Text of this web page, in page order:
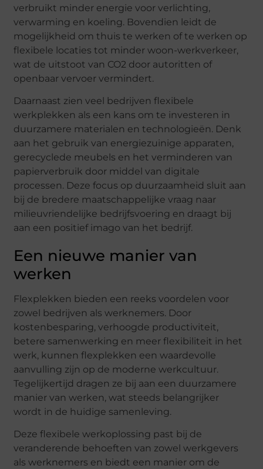
verbruikt minder energie voor verlichting,
verwarming en koeling. Bovendien leidt de
mogelijkheid om thuis te werken of te werken op
flexibele locaties tot minder woon-werkverkeer,
wat de uitstoot van CO2 door autoritten of
openbaar vervoer vermindert.
Daarnaast zien veel bedrijven flexibele
werkplekken als een kans om te investeren in
duurzamere materialen en technologieën. Denk
aan het gebruik van energiezuinige apparaten,
gerecyclede meubels en het verminderen van
papierverbruik door middel van digitale
processen. Deze focus op duurzaamheid sluit aan
bij de bredere maatschappelijke vraag naar
milieuvriendelijke bedrijfsvoering en draagt bij
aan een positief imago van het bedrijf.
Een nieuwe manier van
werken
Flexplekken bieden een reeks voordelen voor
zowel bedrijven als werknemers. Door
kostenbesparing, verhoogde productiviteit,
betere samenwerking en meer flexibiliteit in het
werk, kunnen flexplekken een waardevolle
aanvulling zijn op de moderne werkcultuur.
Tegelijkertijd dragen ze bij aan een duurzamere
manier van werken, wat steeds belangrijker
wordt in de huidige samenleving.
Deze flexibele werkoplossing past bij de
veranderende behoeften van zowel werkgevers
als werknemers en biedt een manier om de